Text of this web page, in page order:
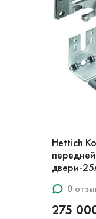
Hettich
двери-
0
275